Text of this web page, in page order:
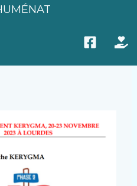
Kerygma,